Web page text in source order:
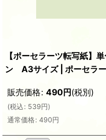
【ポーセラーツ転写紙】
ン A3サイズ | ポーセラ
販売価格: 490円(税別)
(税込: 539円)
通常価格: 490円